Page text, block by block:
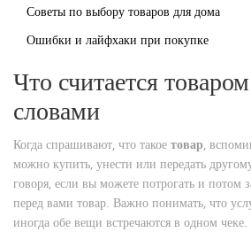
Советы по выбору товаров для дома
Ошибки и лайфхаки при покупке
Что считается
словами
Когда спрашивают, что такое товар,
можно купить, унести или передать
говоря, если вы можете потрогать и потом
перед вами товар. Важно понимать, что
иногда обе вещи встречаются в одном чеке.